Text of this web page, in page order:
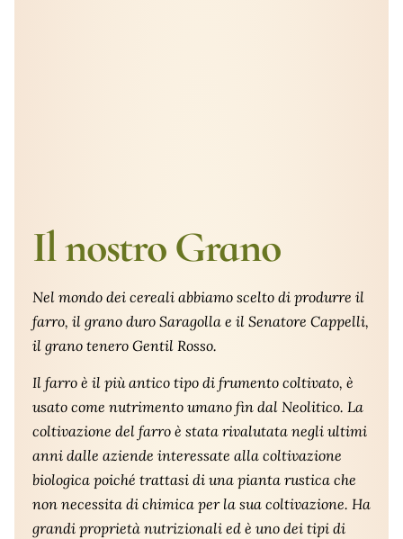
Il nostro Grano
Nel mondo dei cereali abbiamo scelto di produrre il
farro, il grano duro Saragolla e il Senatore Cappelli,
il grano tenero Gentil Rosso.
Il farro è il più antico tipo di frumento coltivato, è
usato come nutrimento umano fin dal Neolitico. La
coltivazione del farro è stata rivalutata negli ultimi
anni dalle aziende interessate alla coltivazione
biologica poiché trattasi di una pianta rustica che
non necessita di chimica per la sua coltivazione. Ha
grandi proprietà nutrizionali ed è uno dei tipi di